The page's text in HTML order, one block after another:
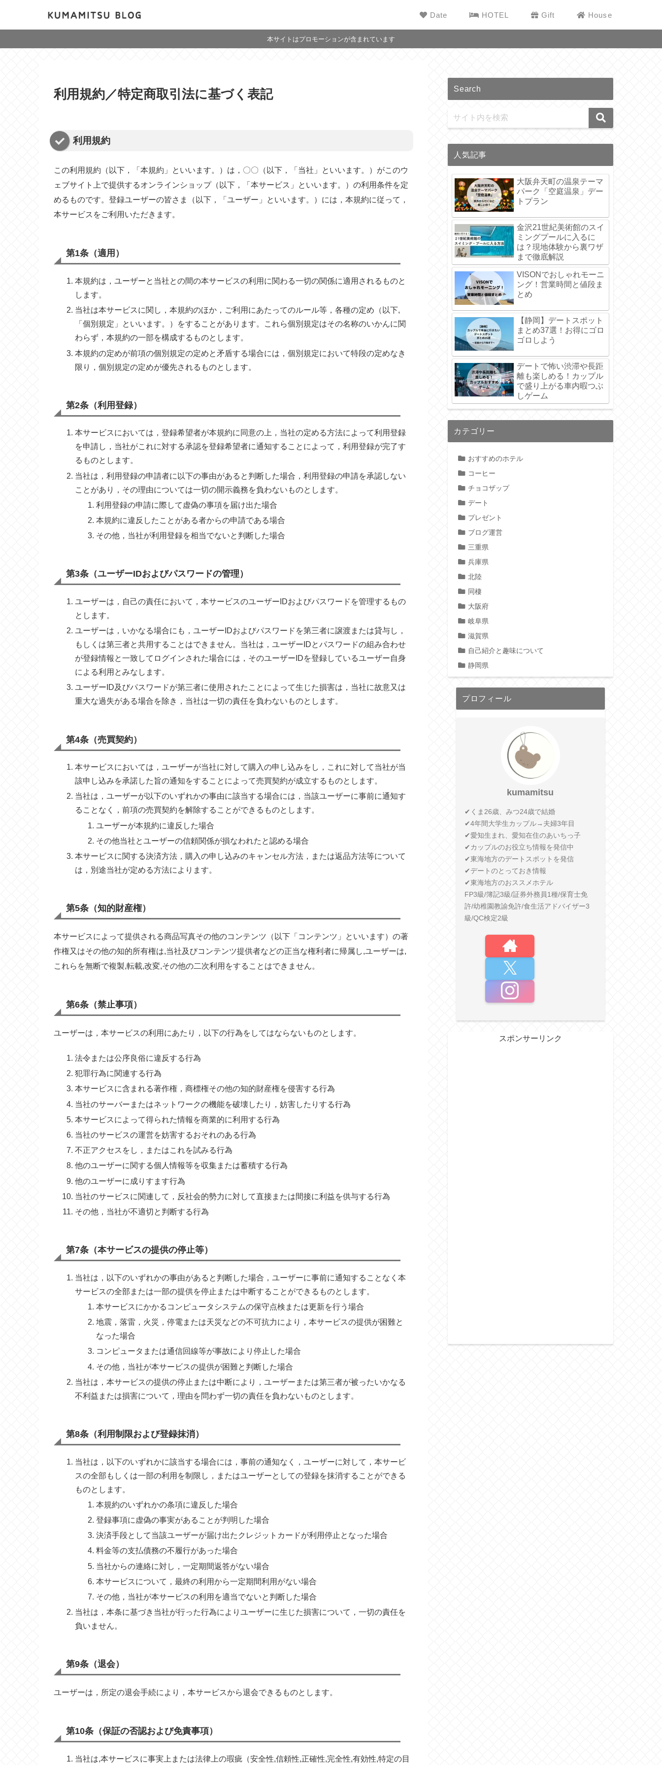
Date HOTEL Gift House
本サイトはプロモーションが含まれています
利用規約／特定商取引法に基づく表記
利用規約
この利用規約（以下，「本規約」といいます。）は，〇〇（以下，「当社」といいます。）がこのウ
ェブサイト上で提供するオンラインショップ（以下，「本サービス」といいます。）の利用条件を定
めるものです。登録ユーザーの皆さま（以下，「ユーザー」といいます。）には，本規約に従って，
本サービスをご利用いただきます。
第1条（適用）
本規約は，ユーザーと当社との間の本サービスの利用に関わる一切の関係に適用されるものと
します。
当社は本サービスに関し，本規約のほか，ご利用にあたってのルール等，各種の定め（以下,
「個別規定」といいます。）をすることがあります。これら個別規定はその名称のいかんに関
わらず，本規約の一部を構成するものとします。
本規約の定めが前項の個別規定の定めと矛盾する場合には，個別規定において特段の定めなき
限り，個別規定の定めが優先されるものとします。
第2条（利用登録）
本サービスにおいては，登録希望者が本規約に同意の上，当社の定める方法によって利用登録
を申請し，当社がこれに対する承認を登録希望者に通知することによって，利用登録が完了す
るものとします。
当社は，利用登録の申請者に以下の事由があると判断した場合，利用登録の申請を承認しない
ことがあり，その理由については一切の開示義務を負わないものとします。
利用登録の申請に際して虚偽の事項を届け出た場合
本規約に違反したことがある者からの申請である場合
その他，当社が利用登録を相当でないと判断した場合
第3条（ユーザーIDおよびパスワードの管理）
ユーザーは，自己の責任において，本サービスのユーザーIDおよびパスワードを管理するもの
とします。
ユーザーは，いかなる場合にも，ユーザーIDおよびパスワードを第三者に譲渡または貸与し，
もしくは第三者と共用することはできません。当社は，ユーザーIDとパスワードの組み合わせ
が登録情報と一致してログインされた場合には，そのユーザーIDを登録しているユーザー自身
による利用とみなします。
ユーザーID及びパスワードが第三者に使用されたことによって生じた損害は，当社に故意又は
重大な過失がある場合を除き，当社は一切の責任を負わないものとします。
第4条（売買契約）
本サービスにおいては，ユーザーが当社に対して購入の申し込みをし，これに対して当社が当
該申し込みを承諾した旨の通知をすることによって売買契約が成立するものとします。
当社は，ユーザーが以下のいずれかの事由に該当する場合には，当該ユーザーに事前に通知す
ることなく，前項の売買契約を解除することができるものとします。
ユーザーが本規約に違反した場合
その他当社とユーザーの信頼関係が損なわれたと認める場合
本サービスに関する決済方法，購入の申し込みのキャンセル方法，または返品方法等について
は，別途当社が定める方法によります。
第5条（知的財産権）
本サービスによって提供される商品写真その他のコンテンツ（以下「コンテンツ」といいます）の著
作権又はその他の知的所有権は,当社及びコンテンツ提供者などの正当な権利者に帰属し,ユーザーは,
これらを無断で複製,転載,改変,その他の二次利用をすることはできません。
第6条（禁止事項）
ユーザーは，本サービスの利用にあたり，以下の行為をしてはならないものとします。
法令または公序良俗に違反する行為
犯罪行為に関連する行為
本サービスに含まれる著作権，商標権その他の知的財産権を侵害する行為
当社のサーバーまたはネットワークの機能を破壊したり，妨害したりする行為
本サービスによって得られた情報を商業的に利用する行為
当社のサービスの運営を妨害するおそれのある行為
不正アクセスをし，またはこれを試みる行為
他のユーザーに関する個人情報等を収集または蓄積する行為
他のユーザーに成りすます行為
当社のサービスに関連して，反社会的勢力に対して直接または間接に利益を供与する行為
その他，当社が不適切と判断する行為
第7条（本サービスの提供の停止等）
当社は，以下のいずれかの事由があると判断した場合，ユーザーに事前に通知することなく本
サービスの全部または一部の提供を停止または中断することができるものとします。
本サービスにかかるコンピュータシステムの保守点検または更新を行う場合
地震，落雷，火災，停電または天災などの不可抗力により，本サービスの提供が困難と
なった場合
コンピュータまたは通信回線等が事故により停止した場合
その他，当社が本サービスの提供が困難と判断した場合
当社は，本サービスの提供の停止または中断により，ユーザーまたは第三者が被ったいかなる
不利益または損害について，理由を問わず一切の責任を負わないものとします。
第8条（利用制限および登録抹消）
当社は，以下のいずれかに該当する場合には，事前の通知なく，ユーザーに対して，本サービ
スの全部もしくは一部の利用を制限し，またはユーザーとしての登録を抹消することができる
ものとします。
本規約のいずれかの条項に違反した場合
登録事項に虚偽の事実があることが判明した場合
決済手段として当該ユーザーが届け出たクレジットカードが利用停止となった場合
料金等の支払債務の不履行があった場合
当社からの連絡に対し，一定期間返答がない場合
本サービスについて，最終の利用から一定期間利用がない場合
その他，当社が本サービスの利用を適当でないと判断した場合
当社は，本条に基づき当社が行った行為によりユーザーに生じた損害について，一切の責任を
負いません。
第9条（退会）
ユーザーは，所定の退会手続により，本サービスから退会できるものとします。
第10条（保証の否認および免責事項）
当社は,本サービスに事実上または法律上の瑕疵（安全性,信頼性,正確性,完全性,有効性,特定の目
Search
人気記事
大阪弁天町の温泉テーマ
パーク「空庭温泉」デー
トプラン
金沢21世紀美術館のスイ
ミングプールに入るに
は？現地体験から裏ワザ
まで徹底解説
VISONでおしゃれモーニ
ング！営業時間と値段ま
とめ
【静岡】デートスポット
まとめ37選！お得にゴロ
ゴロしよう
デートで怖い渋滞や長距
離も楽しめる！カップル
で盛り上がる車内暇つぶ
しゲーム
カテゴリー
おすすめのホテル
コーヒー
チョコザップ
デート
プレゼント
ブログ運営
三重県
兵庫県
北陸
同棲
大阪府
岐阜県
滋賀県
自己紹介と趣味について
静岡県
プロフィール
kumamitsu
✔︎くま26歳、みつ24歳で結婚
✔︎4年間大学生カップル→夫婦3年目
✔︎愛知生まれ、愛知在住のあいちっ子
✔︎カップルのお役立ち情報を発信中
✔︎東海地方のデートスポットを発信
✔︎デートのとっておき情報
✔︎東海地方のおススメホテル
FP3級/簿記3級/証券外務員1種/保育士免
許/幼稚園教諭免許/食生活アドバイザー3
級/QC検定2級
スポンサーリンク